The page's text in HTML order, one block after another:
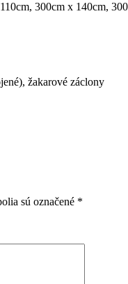
300cm x 140cm,
žakarové záclony
sú označené *